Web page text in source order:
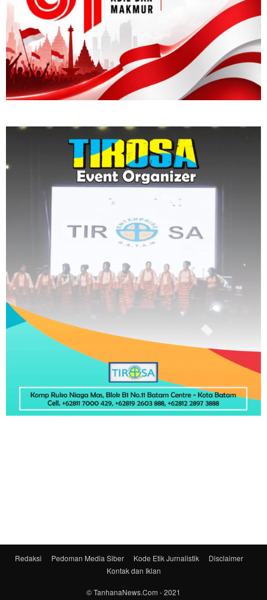
Redaksi Pedoman Media Siber Kode Etik Jurnalistik
Disclaimer
Kontak dan Iklan
© TanhanaNews.Com - 2021